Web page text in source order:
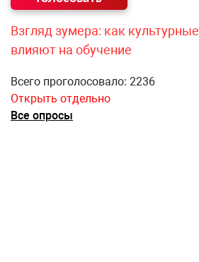
Взгляд зумера: как
влияют на обучение
Всего проголосовало: 2236
Открыть отдельно
Все опросы